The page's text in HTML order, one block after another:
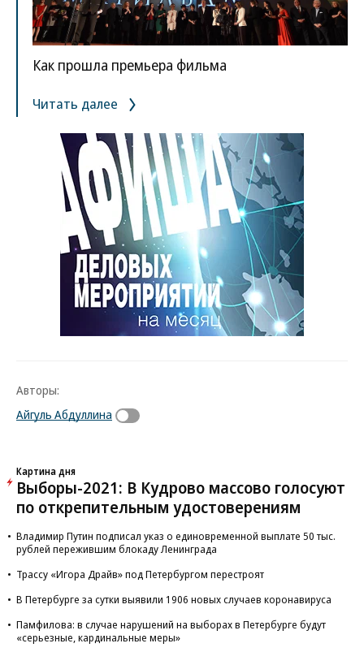
Как прошла премьера фильма
Читать далее
Авторы:
Айгуль Абдуллина
Картина дня
Выборы-2021: В Кудрово массово голосуют
по открепительным удостоверениям
Владимир Путин подписал указ о единовременной выплате 50 тыс.
рублей пережившим блокаду Ленинграда
Трассу «Игора Драйв» под Петербургом перестроят
В Петербурге за сутки выявили 1906 новых случаев коронавируса
Памфилова: в случае нарушений на выборах в Петербурге будут
«серьезные, кардинальные меры»